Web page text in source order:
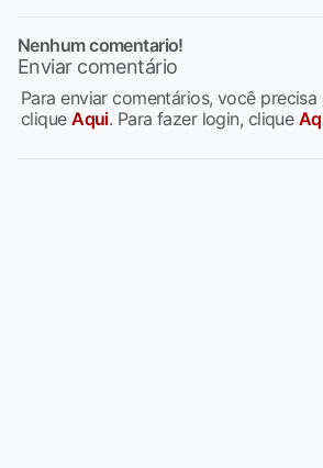
Nenhum comentario!
Enviar comentário
Para enviar comentários, você
cliqueAqui. Para fazer login, clique